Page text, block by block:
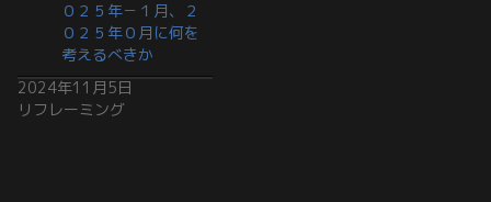
０２５年－１月、２
０２５年０月に何を
考えるべきか
2024年11月5日
リフレーミング